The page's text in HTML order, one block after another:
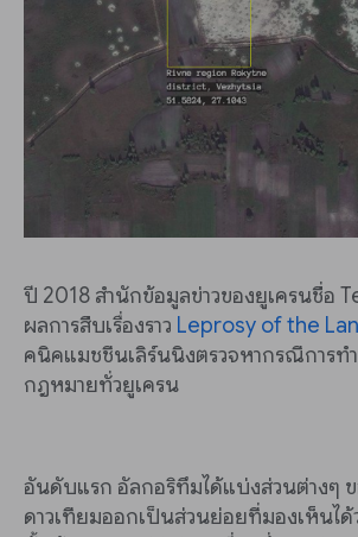
ปี 2018 สำนักข้อมูลข่าวของยูเครนชื่อ
ผลการสืบเรื่องราว Leprosy of the
คนิคแมชชีนเลิร์นนิงตรวจหากรณีการท
กฎหมายทั่วยูเครน
อันดับแรก อัลกอริทึมได้แบ่งส่วนต่างๆ
ดาวเทียมออกเป็นส่วนย่อยที่มองเห็นไ